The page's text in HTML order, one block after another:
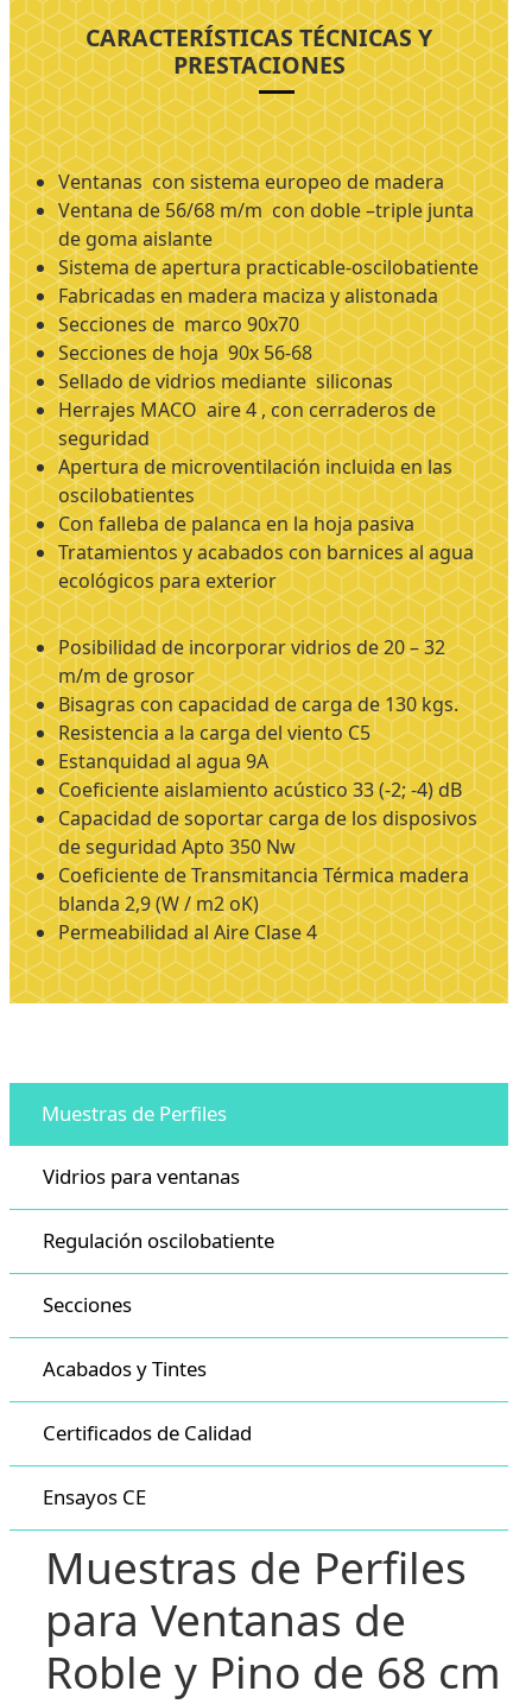
CARACTERÍSTICAS TÉCNICAS Y
PRESTACIONES
Ventanas con sistema europeo de madera
Ventana de 56/68 m/m con doble –triple junta
de goma aislante
Sistema de apertura practicable-oscilobatiente
Fabricadas en madera maciza y alistonada
Secciones de marco 90x70
Secciones de hoja 90x 56-68
Sellado de vidrios mediante siliconas
Herrajes MACO aire 4 , con cerraderos de
seguridad
Apertura de microventilación incluida en las
oscilobatientes
Con falleba de palanca en la hoja pasiva
Tratamientos y acabados con barnices al agua
ecológicos para exterior
Posibilidad de incorporar vidrios de 20 – 32
m/m de grosor
Bisagras con capacidad de carga de 130 kgs.
Resistencia a la carga del viento C5
Estanquidad al agua 9A
Coeficiente aislamiento acústico 33 (-2; -4) dB
Capacidad de soportar carga de los disposivos
de seguridad Apto 350 Nw
Coeficiente de Transmitancia Térmica madera
blanda 2,9 (W / m2 oK)
Permeabilidad al Aire Clase 4
Muestras de Perfiles
Vidrios para ventanas
Regulación oscilobatiente
Secciones
Acabados y Tintes
Certificados de Calidad
Ensayos CE
Muestras de Perfiles
para Ventanas de
Roble y Pino de 68 cm